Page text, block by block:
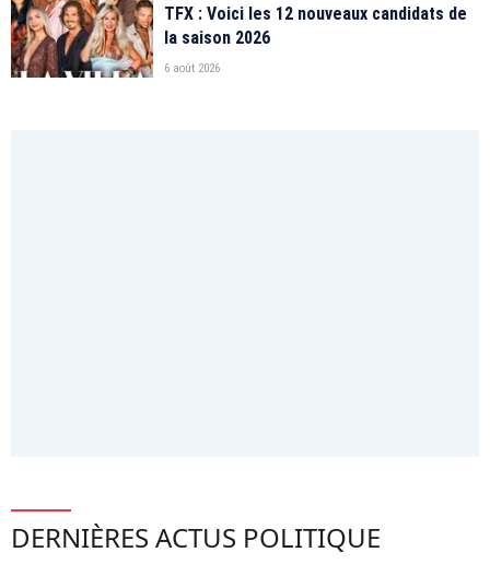
TFX : Voici les 12 nouveaux candidats de
la saison 2026
6 août 2026
DERNIÈRES ACTUS POLITIQUE